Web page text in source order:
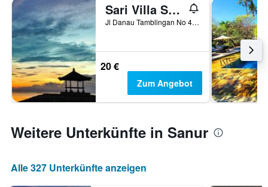
Sari Villa Sanur Beach
Jl Danau Tamblingan No 47 A, Denpasar, Indonesien
20 €
Zum Angebot
Weitere Unterkünfte in Sanur
Alle 327 Unterkünfte anzeigen